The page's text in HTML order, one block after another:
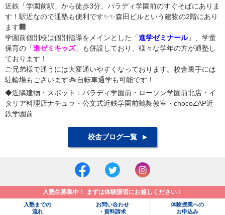
近鉄「学園前駅」から徒歩3分、パラディ学園前のすぐそばにありま
す！駅近なので通塾も便利です✨✨森田ビルという建物の2階にあり
ます🏢
学園前個別校は個別指導をメインとした「進学ゼミナール」、学童
保育の「進ゼミキッズ」も併設しており、様々な学年の方が通塾し
ております！
ご兄弟様で通うには大変通いやすくなっております。校舎裏手には
駐輪場もございます🚲自転車通学も可能です！
◆近隣建物・スポット：パラディ学園前・ローソン学園前北店・イ
タリア料理店ナチュラ・公文式近鉄学園前鶴舞教室・chocoZAP近
鉄学園前
校舎ブログ一覧
入塾生募集中！ まずは体験講習にお越しください！
入塾までの
流れ
お問い合わせ
・資料請求
体験授業への
お申込み